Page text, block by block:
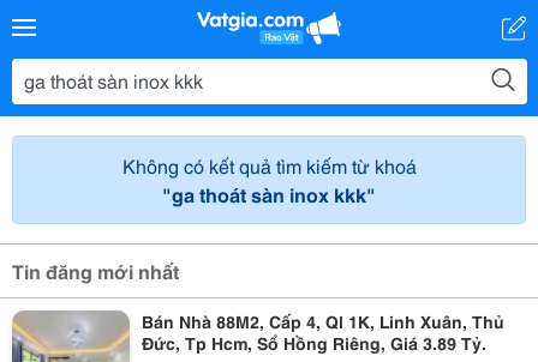
Không có kết quả tìm kiếm từ khoá
"ga thoát sàn inox kkk"
Tin đăng mới nhất
Bán Nhà 88M2, Cấp 4, Ql 1K, Linh Xuân, Thủ
Đức, Tp Hcm, Sổ Hồng Riêng, Giá 3.89 Tỷ.